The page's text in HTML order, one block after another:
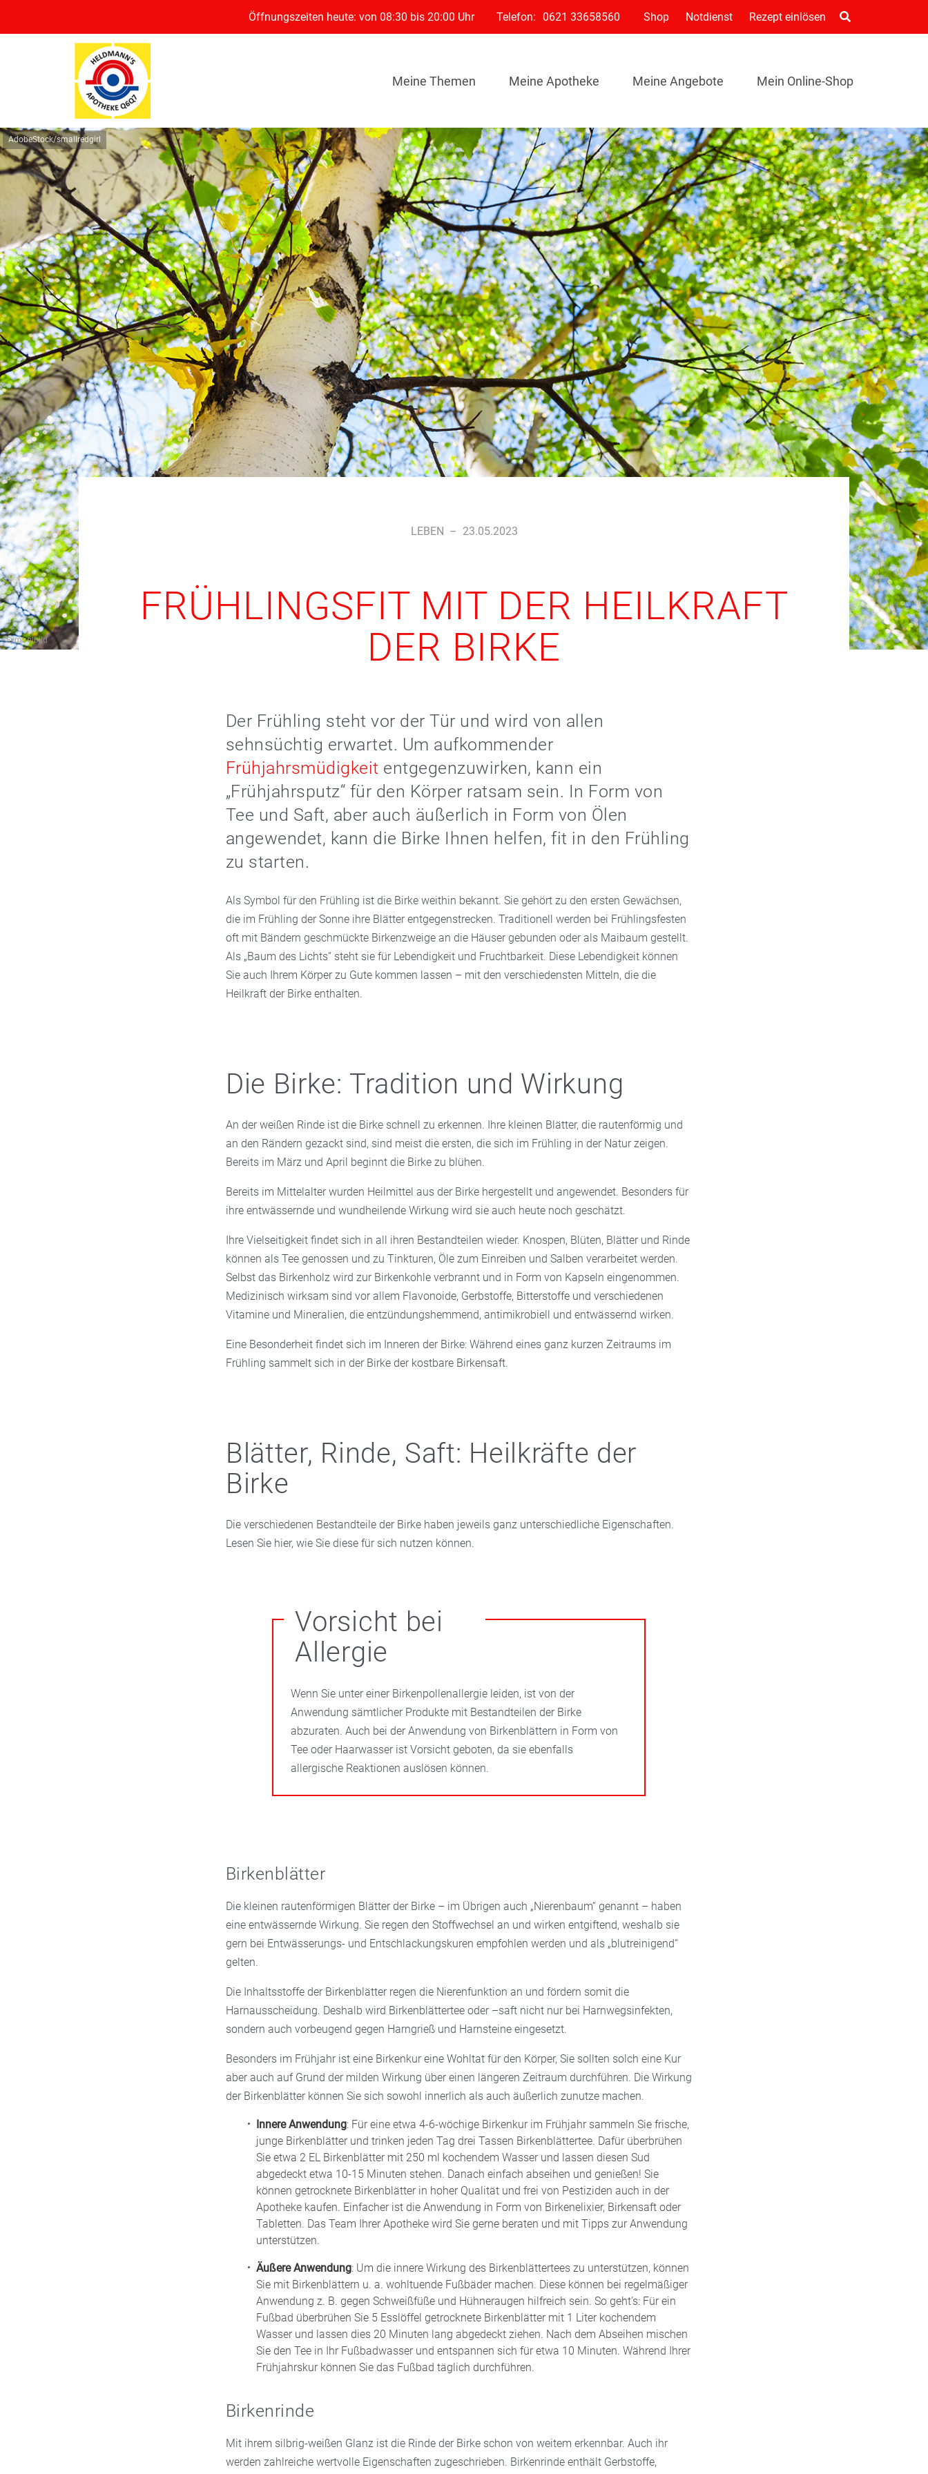
Öffnungszeiten heute: von 08:30 bis 20:00 Uhr Telefon: 0621 33658560 Shop Notdienst Rezept einlösen
Meine Themen Meine Apotheke Meine Angebote Mein Online-Shop
AdobeStock/smallredgirl
Symbolbild
LEBEN – 23.05.2023
FRÜHLINGSFIT MIT DER HEILKRAFT
DER BIRKE
Der Frühling steht vor der Tür und wird von allen
sehnsüchtig erwartet. Um aufkommender
Frühjahrsmüdigkeit entgegenzuwirken, kann ein
„Frühjahrsputz“ für den Körper ratsam sein. In Form von
Tee und Saft, aber auch äußerlich in Form von Ölen
angewendet, kann die Birke Ihnen helfen, fit in den Frühling
zu starten.
Als Symbol für den Frühling ist die Birke weithin bekannt. Sie gehört zu den ersten Gewächsen,
die im Frühling der Sonne ihre Blätter entgegenstrecken. Traditionell werden bei Frühlingsfesten
oft mit Bändern geschmückte Birkenzweige an die Häuser gebunden oder als Maibaum gestellt.
Als „Baum des Lichts“ steht sie für Lebendigkeit und Fruchtbarkeit. Diese Lebendigkeit können
Sie auch Ihrem Körper zu Gute kommen lassen – mit den verschiedensten Mitteln, die die
Heilkraft der Birke enthalten.
Die Birke: Tradition und Wirkung
An der weißen Rinde ist die Birke schnell zu erkennen. Ihre kleinen Blätter, die rautenförmig und
an den Rändern gezackt sind, sind meist die ersten, die sich im Frühling in der Natur zeigen.
Bereits im März und April beginnt die Birke zu blühen.
Bereits im Mittelalter wurden Heilmittel aus der Birke hergestellt und angewendet. Besonders für
ihre entwässernde und wundheilende Wirkung wird sie auch heute noch geschätzt.
Ihre Vielseitigkeit findet sich in all ihren Bestandteilen wieder. Knospen, Blüten, Blätter und Rinde
können als Tee genossen und zu Tinkturen, Öle zum Einreiben und Salben verarbeitet werden.
Selbst das Birkenholz wird zur Birkenkohle verbrannt und in Form von Kapseln eingenommen.
Medizinisch wirksam sind vor allem Flavonoide, Gerbstoffe, Bitterstoffe und verschiedenen
Vitamine und Mineralien, die entzündungshemmend, antimikrobiell und entwässernd wirken.
Eine Besonderheit findet sich im Inneren der Birke: Während eines ganz kurzen Zeitraums im
Frühling sammelt sich in der Birke der kostbare Birkensaft.
Blätter, Rinde, Saft: Heilkräfte der
Birke
Die verschiedenen Bestandteile der Birke haben jeweils ganz unterschiedliche Eigenschaften.
Lesen Sie hier, wie Sie diese für sich nutzen können.
Vorsicht bei
Allergie
Wenn Sie unter einer Birkenpollenallergie leiden, ist von der
Anwendung sämtlicher Produkte mit Bestandteilen der Birke
abzuraten. Auch bei der Anwendung von Birkenblättern in Form von
Tee oder Haarwasser ist Vorsicht geboten, da sie ebenfalls
allergische Reaktionen auslösen können.
Birkenblätter
Die kleinen rautenförmigen Blätter der Birke – im Übrigen auch „Nierenbaum“ genannt – haben
eine entwässernde Wirkung. Sie regen den Stoffwechsel an und wirken entgiftend, weshalb sie
gern bei Entwässerungs- und Entschlackungskuren empfohlen werden und als „blutreinigend“
gelten.
Die Inhaltsstoffe der Birkenblätter regen die Nierenfunktion an und fördern somit die
Harnausscheidung. Deshalb wird Birkenblättertee oder –saft nicht nur bei Harnwegsinfekten,
sondern auch vorbeugend gegen Harngrieß und Harnsteine eingesetzt.
Besonders im Frühjahr ist eine Birkenkur eine Wohltat für den Körper, Sie sollten solch eine Kur
aber auch auf Grund der milden Wirkung über einen längeren Zeitraum durchführen. Die Wirkung
der Birkenblätter können Sie sich sowohl innerlich als auch äußerlich zunutze machen.
Innere Anwendung: Für eine etwa 4-6-wöchige Birkenkur im Frühjahr sammeln Sie frische,
junge Birkenblätter und trinken jeden Tag drei Tassen Birkenblättertee. Dafür überbrühen
Sie etwa 2 EL Birkenblätter mit 250 ml kochendem Wasser und lassen diesen Sud
abgedeckt etwa 10-15 Minuten stehen. Danach einfach abseihen und genießen! Sie
können getrocknete Birkenblätter in hoher Qualität und frei von Pestiziden auch in der
Apotheke kaufen. Einfacher ist die Anwendung in Form von Birkenelixier, Birkensaft oder
Tabletten. Das Team Ihrer Apotheke wird Sie gerne beraten und mit Tipps zur Anwendung
unterstützen.
Äußere Anwendung: Um die innere Wirkung des Birkenblättertees zu unterstützen, können
Sie mit Birkenblättern u. a. wohltuende Fußbäder machen. Diese können bei regelmäßiger
Anwendung z. B. gegen Schweißfüße und Hühneraugen hilfreich sein. So geht’s: Für ein
Fußbad überbrühen Sie 5 Esslöffel getrocknete Birkenblätter mit 1 Liter kochendem
Wasser und lassen dies 20 Minuten lang abgedeckt ziehen. Nach dem Abseihen mischen
Sie den Tee in Ihr Fußbadwasser und entspannen sich für etwa 10 Minuten. Während Ihrer
Frühjahrskur können Sie das Fußbad täglich durchführen.
Birkenrinde
Mit ihrem silbrig-weißen Glanz ist die Rinde der Birke schon von weitem erkennbar. Auch ihr
werden zahlreiche wertvolle Eigenschaften zugeschrieben. Birkenrinde enthält Gerbstoffe,